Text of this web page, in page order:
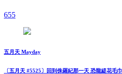
655
五月天 Mayday
〔五月天 #5525〕回到侏羅紀那一天 恐龍緹花毛巾